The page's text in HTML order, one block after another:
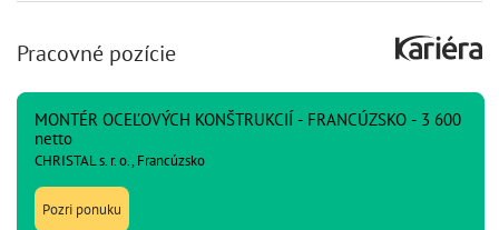
Pracovné pozície
MONTÉR OCEĽOVÝCH KONŠTRUKCIÍ - FRANCÚZSKO - 3 600
netto
CHRISTAL s. r. o., Francúzsko
Pozri ponuku